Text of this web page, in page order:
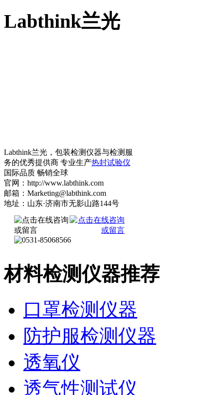
Labthink兰光
Labthink兰光，包装检测仪器与检测服
务的优秀提供商 专业生产热封试验仪
国际品质 畅销全球
官网：http://www.labthink.com
邮箱：Marketing@labthink.com
地址：山东·济南市无影山路144号
材料检测仪器推荐
口罩检测仪器
防护服检测仪器
透氧仪
透气性测试仪